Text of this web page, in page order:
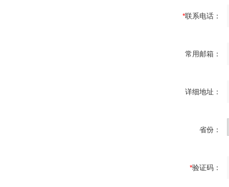
*联系电话：
常用邮箱：
详细地址：
省份：
*验证码：